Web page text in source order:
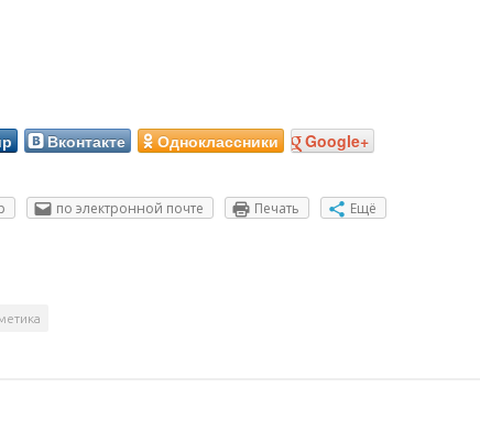
Вконтакте Одноклассники Google+
по электронной почте Печать Ещё